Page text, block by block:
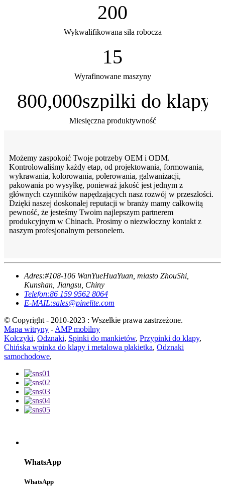
200
Wykwalifikowana siła robocza
15
Wyrafinowane maszyny
800,000szpilki do klapy
Miesięczna produktywność
Możemy zaspokoić Twoje potrzeby OEM i ODM.
Kontrolowaliśmy każdy etap, od projektowania, formowania,
wykrawania, kolorowania, polerowania, galwanizacji,
pakowania po wysyłkę, ponieważ jakość jest jednym z
głównych czynników napędzających nasz rozwój w przeszłości.
Dzięki naszej doskonałej reputacji w branży mamy całkowitą
pewność, że jesteśmy Twoim najlepszym partnerem
produkcyjnym w Chinach. Prosimy o niezwłoczny kontakt z
naszym profesjonalnym personelem.
Adres:#108-106 WanYueHuaYuan, miasto ZhouShi,
Kunshan, Jiangsu, Chiny
Telefon:86 159 9562 8064
E-MAIL:sales@pinelite.com
© Copyright - 2010-2023 : Wszelkie prawa zastrzeżone.
Mapa witryny - AMP mobilny
Kolczyki, Odznaki, Spinki do mankietów, Przypinki do klapy,
Chińska wpinka do klapy i metalowa plakietka, Odznaki
samochodowe,
WhatsApp
WhatsApp